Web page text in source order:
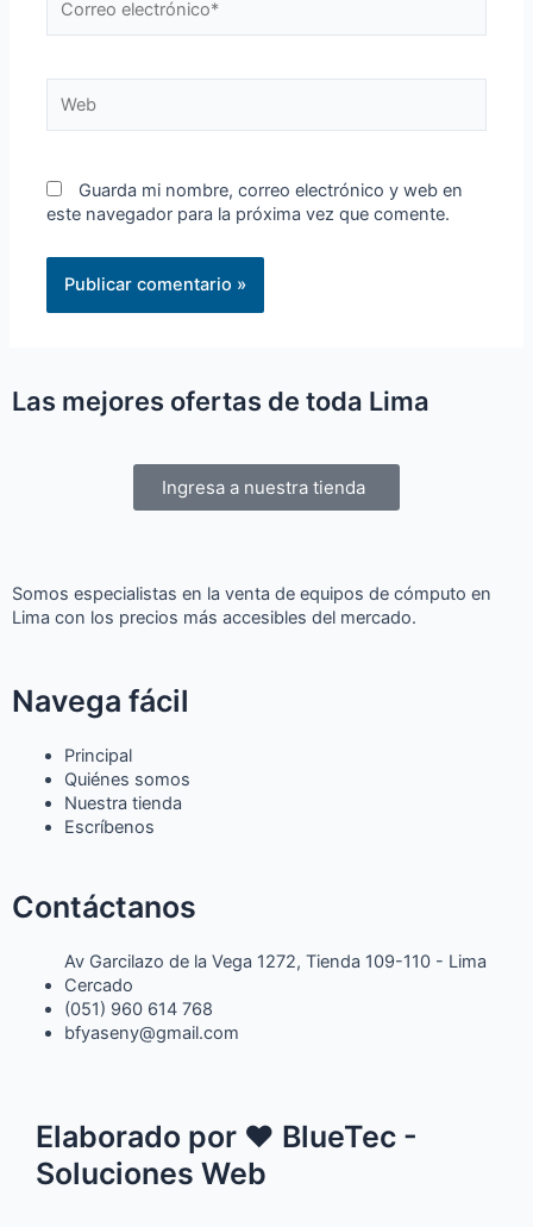
Guarda mi nombre, correo electrónico y web en
este navegador para la próxima vez que comente.
Las mejores ofertas de toda Lima
Ingresa a nuestra tienda
Somos especialistas en la venta de equipos de cómputo en
Lima con los precios más accesibles del mercado.
Navega fácil
Principal
Quiénes somos
Nuestra tienda
Escríbenos
Contáctanos
Av Garcilazo de la Vega 1272, Tienda 109-110 - Lima
Cercado
(051) 960 614 768
bfyaseny@gmail.com
Elaborado por ♥ BlueTec -
Soluciones Web